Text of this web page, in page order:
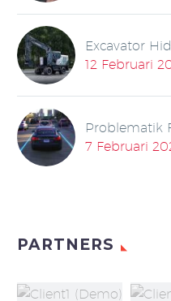
Excavator
12 Februari
Problematik
7 Februari
PARTNERS